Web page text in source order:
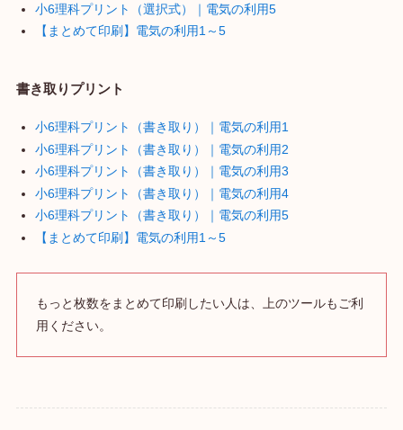
小6理科プリント（選択式）｜電気の利用5
【まとめて印刷】電気の利用1～5
書き取りプリント
小6理科プリント（書き取り）｜電気の利用1
小6理科プリント（書き取り）｜電気の利用2
小6理科プリント（書き取り）｜電気の利用3
小6理科プリント（書き取り）｜電気の利用4
小6理科プリント（書き取り）｜電気の利用5
【まとめて印刷】電気の利用1～5
もっと枚数をまとめて印刷したい人は、上のツールもご利
用ください。